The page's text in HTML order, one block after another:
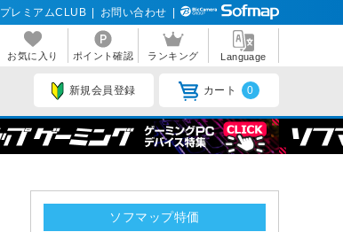
プレミアムCLUB お問い合わせ
お気に入り ポイント確認 ランキング Language
新規会員登録 カート 0
ソフマップ特価